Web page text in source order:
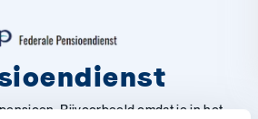
Bijvoorbeeld omdat je in het